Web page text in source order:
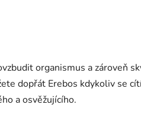
organismus a zároveň
dopřát Erebos kdykoliv se
a osvěžujícího.